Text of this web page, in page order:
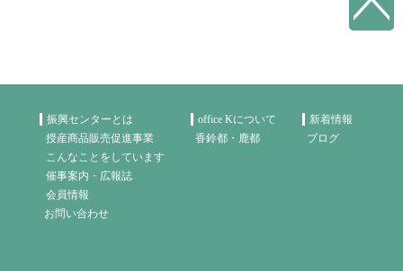
振興センターとは
授産商品販売促進事業
こんなことをしています
催事案内・広報誌
会員情報
お問い合わせ
office Kについて
香鈴都・鹿都
新着情報
ブログ